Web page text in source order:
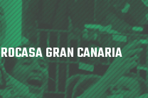
ROCASA GRAN CANARIA